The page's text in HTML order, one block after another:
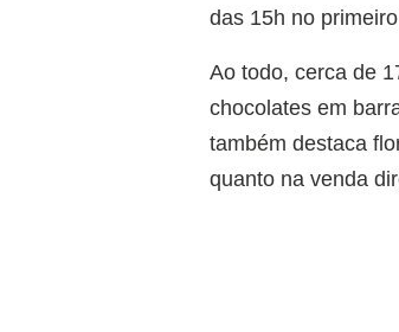
das 15h no
Ao todo, cerca de
chocolates em
também destaca
quanto na venda